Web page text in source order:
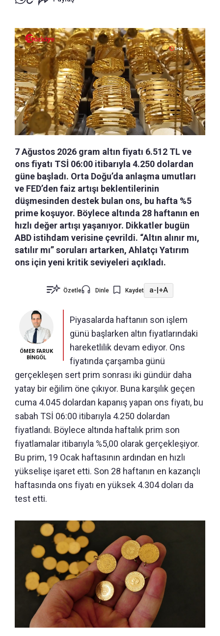
7 Ağustos 2026 gram altın fiyatı 6.512 TL ve
ons fiyatı TSİ 06:00 itibarıyla 4.250 dolardan
güne başladı. Orta Doğu’da anlaşma umutları
ve FED’den faiz artışı beklentilerinin
düşmesinden destek bulan ons, bu hafta %5
prime koşuyor. Böylece altında 28 haftanın en
hızlı değer artışı yaşanıyor. Dikkatler bugün
ABD istihdam verisine çevrildi. “Altın alınır mı,
satılır mı” soruları artarken, Ahlatçı Yatırım
ons için yeni kritik seviyeleri açıkladı.
Özetle Dinle Kaydet a-|+A
ÖMER FARUK
BİNGÖL
Piyasalarda haftanın son işlem
günü başlarken altın fiyatlarındaki
hareketlilik devam ediyor. Ons
fiyatında çarşamba günü
gerçekleşen sert prim sonrası iki gündür daha
yatay bir eğilim öne çıkıyor. Buna karşılık geçen
cuma 4.045 dolardan kapanış yapan ons fiyatı, bu
sabah TSİ 06:00 itibarıyla 4.250 dolardan
fiyatlandı. Böylece altında haftalık prim son
fiyatlamalar itibarıyla %5,00 olarak gerçekleşiyor.
Bu prim, 19 Ocak haftasının ardından en hızlı
yükselişe işaret etti. Son 28 haftanın en kazançlı
haftasında ons fiyatı en yüksek 4.304 doları da
test etti.